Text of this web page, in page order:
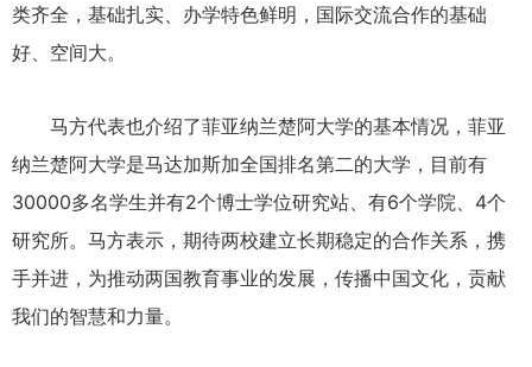
类齐全，基础扎实、办学特色鲜明，国际交流合作的基础
好、空间大。
马方代表也介绍了菲亚纳兰楚阿大学的基本情况，菲亚
纳兰楚阿大学是马达加斯加全国排名第二的大学，目前有
30000多名学生并有2个博士学位研究站、有6个学院、4个
研究所。马方表示，期待两校建立长期稳定的合作关系，携
手并进，为推动两国教育事业的发展，传播中国文化，贡献
我们的智慧和力量。